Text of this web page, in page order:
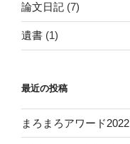
論文日記 (7)
遺書 (1)
最近の投稿
まろまろアワード2022